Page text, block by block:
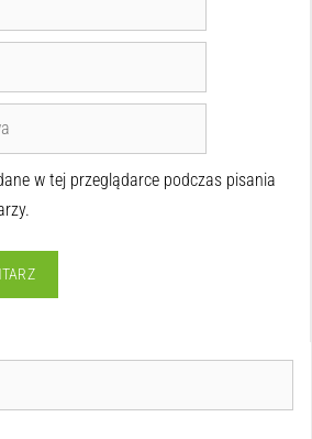
w tej przeglądarce podczas pisania